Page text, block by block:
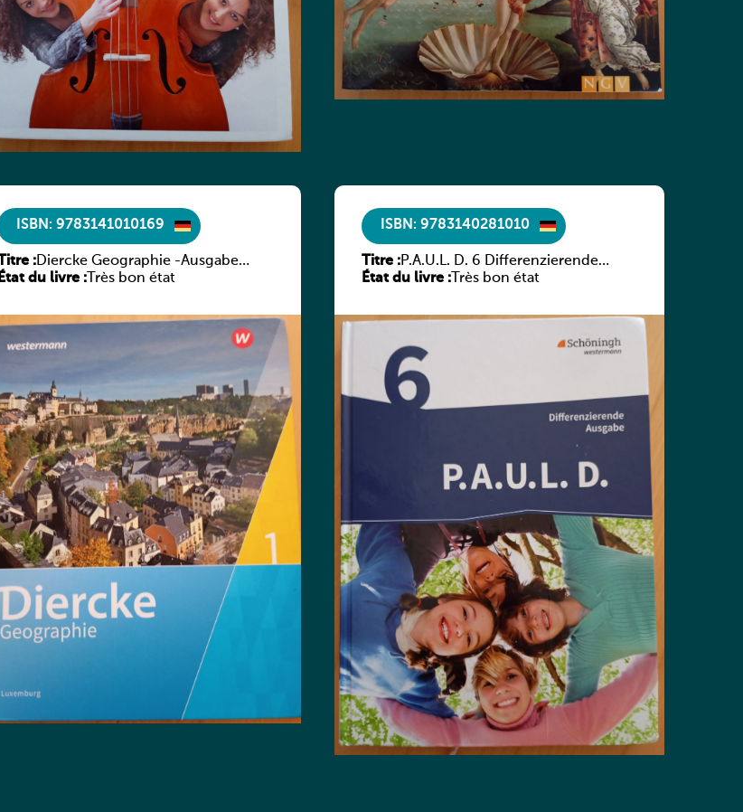
ISBN: 9783141010169
Titre :Diercke Geographie -Ausgabe
2019 für Luxemburg Schülerband
État du livre : Très bon état
ISBN: 9783140281010
Titre :P.A.U.L. D. 6 Differenzierende
Ausgabe
État du livre :Très bon état